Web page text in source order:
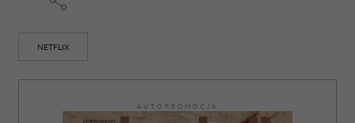
NETFLIX
AUTOPROMOCJA